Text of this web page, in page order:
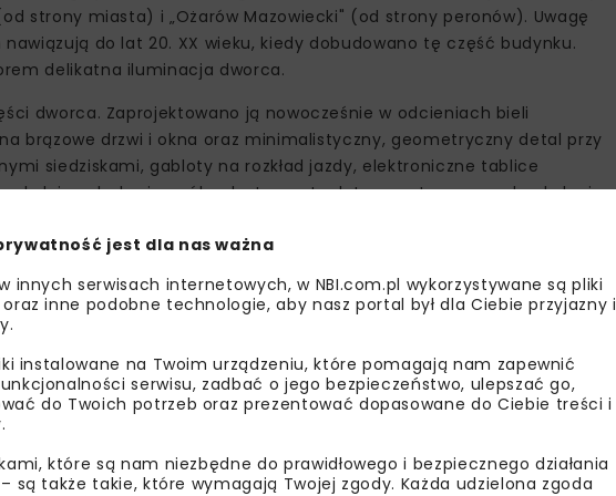
strony miasta) i „Ożarów Mazowiecki" (od strony peronów). Uwagę
do lat 20. XX wieku, kiedy dobudowano tę część budynku.
delikatna iluminacja dworca.
dworca. Zaprojektowano ją nowocześnie w odcieniach bieli
brązowe drzwi i okna oraz minimalistyczny, geometryczny detal przy
siedziskami, gabloty na rozkład jazdy, elektroniczne tablice
znalazły się ogólnodostępne toalety przystosowane do obsługi
części dworca przewidziano lokale na wynajem.
Oprócz budowy pochylni i miejsc postojowych, nowością
W pobliżu budynku ułożono również nowe chodniki
i ławki). Powstał również ogród deszczowy.
jest dla nas ważna
innych serwisach internetowych, w NBI.com.pl wykorzystywane są pliki
inne podobne technologie, aby nasz portal był dla Ciebie przyjazny i
instalowane na Twoim urządzeniu, które pomagają nam zapewnić
serwisu, zadbać o jego bezpieczeństwo, ulepszać go,
do Twoich potrzeb oraz prezentować dopasowane do Ciebie treści i
które są nam niezbędne do prawidłowego i bezpiecznego działania
są także takie, które wymagają Twojej zgody. Każda udzielona zgoda